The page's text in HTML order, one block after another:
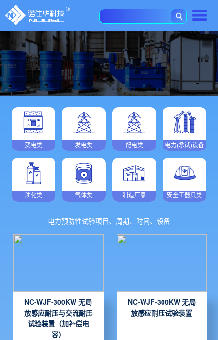
变电类 发电类 配电类 电力(承试)设备
油化类 气体类 制造厂家 安全工器具类
电力预防性试验项目、周期、时间、设备
NC-WJF-300KW 无局
放感应耐压与交流耐压
试验装置（加补偿电
容）
NC-WJF-300KW 无局
放感应耐压试验装置